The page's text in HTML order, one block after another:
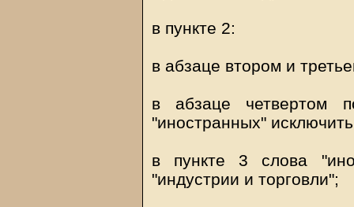
в пункте 2:
в абзаце втором и
в абзаце четвертом
"иностранных"
в пункте 3 слова
"индустрии и торговли";